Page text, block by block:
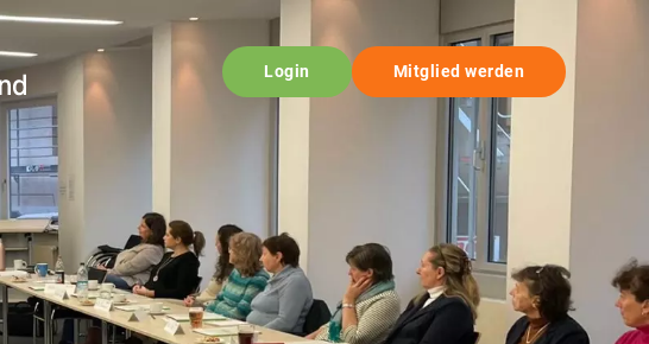
Login Mitglied werden